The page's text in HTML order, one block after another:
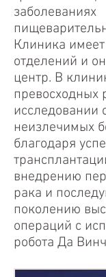
заболеваниях
Клиника
отделений и
центр. В
превосходных
исследовании
неизлечимых
благодаря
внедрению
рака и
поколению
операций с
робота Да